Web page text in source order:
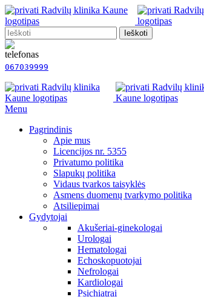
Ieškoti
067039999
Menu
Pagrindinis
Apie mus
Licencijos nr. 5355
Privatumo politika
Slapukų politika
Vidaus tvarkos taisyklės
Asmens duomenų tvarkymo politika
Atsiliepimai
Gydytojai
Akušeriai-ginekologai
Urologai
Hematologai
Echoskopuotojai
Nefrologai
Kardiologai
Psichiatrai